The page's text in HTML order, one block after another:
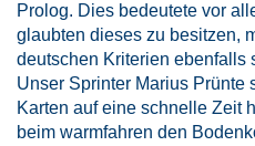
Prolog. Dies bedeutete vor
glaubten dieses zu besitzen,
deutschen Kriterien ebenfalls
Unser Sprinter Marius Prünte
Karten auf eine schnelle Zeit
beim warmfahren den